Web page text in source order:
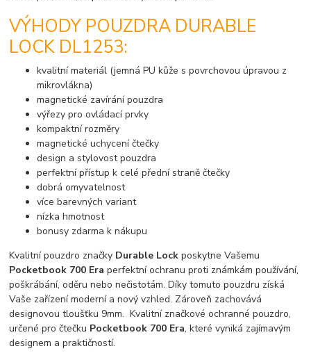
VÝHODY POUZDRA DURABLE
LOCK DL1253:
kvalitní materiál (jemná PU kůže s povrchovou úpravou z
mikrovlákna)
magnetické zavírání pouzdra
výřezy pro ovládací prvky
kompaktní rozměry
magnetické uchycení čtečky
design a stylovost pouzdra
perfektní přístup k celé přední straně čtečky
dobrá omyvatelnost
více barevných variant
nízka hmotnost
bonusy zdarma k nákupu
Kvalitní pouzdro značky Durable Lock poskytne Vašemu
Pocketbook 700 Eraperfektní ochranu proti známkám používání,
poškrábání, oděru nebo nečistotám. Díky tomuto pouzdru získá
Vaše zařízení moderní a nový vzhled. Zároveň zachovává
designovou tloušťku 9mm. Kvalitní značkové ochranné pouzdro,
určené pro čtečku Pocketbook 700 Era, které vyniká zajímavým
designem a praktičností.